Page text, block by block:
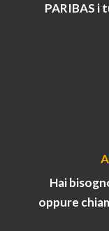
PARIBAS i
Hai
oppure